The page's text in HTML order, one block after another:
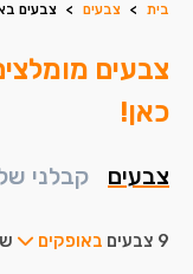
בית > צבעים > צבעים
צבעים
כאן!
צבעים קבלני
9 צבעים באופקים